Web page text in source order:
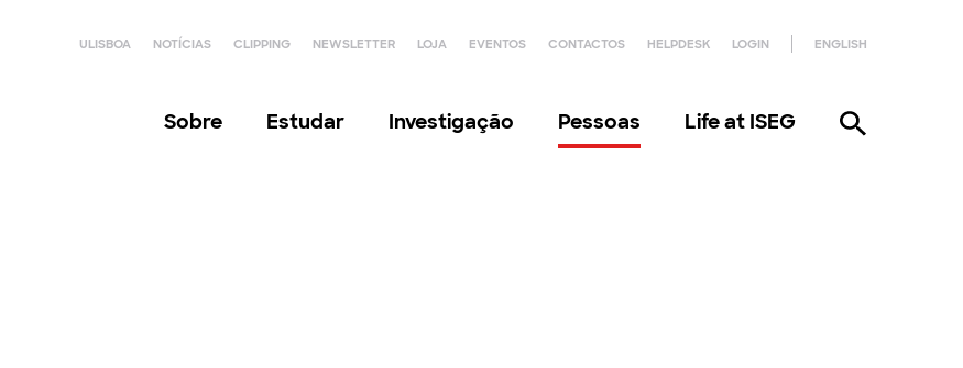
ULISBOA NOTÍCIAS CLIPPING NEWSLETTER LOJA EVENTOS CONTACTOS HELPDESK LOGIN ENGLISH
Sobre Estudar Investigação Pessoas Life at ISEG